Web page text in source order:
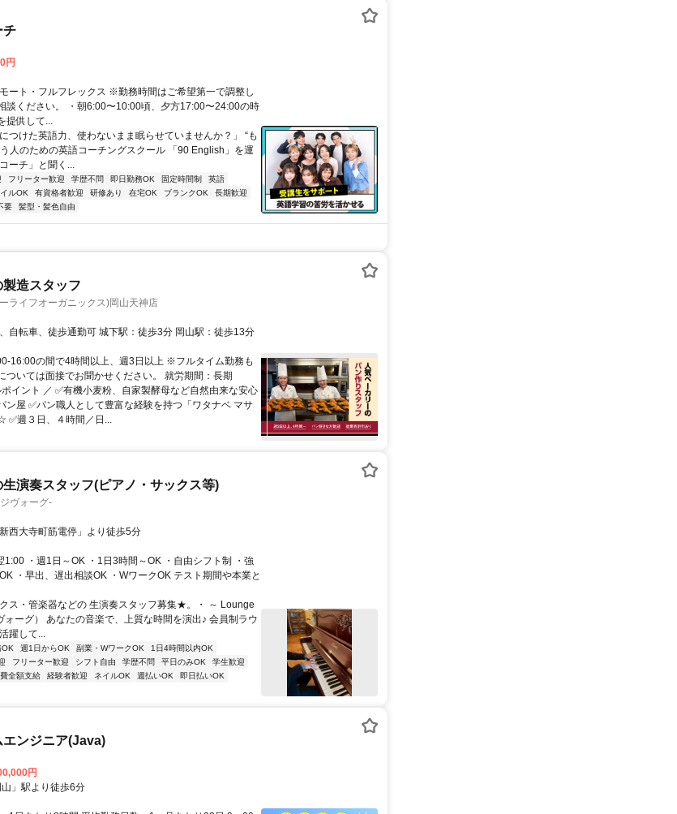
チ
円
ート・フルフレックス ※勤務時間はご希望第一で調整し
談ください。 ・朝6:00〜10:00頃、夕方17:00〜24:00の時
提供して...
つけた英語力、使わないまま眠らせていませんか？」 “も
人のための英語コーチングスクール 「90 English」を運
ーチ」と聞く...
フリーター歓迎 学歴不問 即日勤務OK 固定時間制
英語
ルOK 有資格者歓迎 研修あり 在宅OK ブランクOK
長期歓迎
要 髪型・髪色自由
造スタッフ
ライフオーガニックス)岡山天神店
交通手段 公共交通機関、自転車、徒歩通勤可 城下駅：徒歩3分 岡山駅：徒歩13分
16:00の間で4時間以上、週3日以上 ※フルタイム勤務も
ついては面接でお聞かせください。 就労期間：長期
イント ／ ✅有機小麦粉、自家製酵母など自然由来な安心
ン屋 ✅パン職人として豊富な経験を持つ「ワタナベ マサ
✅週３日、４時間／日...
演奏スタッフ(ピアノ・サックス等)
ヴォーグ-
西大寺町筋電停」より徒歩5分
1:00 ・週1日～OK ・1日3時間～OK ・自由シフト制 ・強
・早出、遅出相談OK ・WワークOK テスト期間や本業と
ス・管楽器などの 生演奏スタッフ募集★。・ ～ Lounge
ォーグ） あなたの音楽で、上質な時間を演出♪ 会員制ラウ
躍して...
OK 週1日からOK 副業・WワークOK
1日4時間以内OK
フリーター歓迎 シフト自由 学歴不問 平日のみOK
学生歓迎
全額支給 経験者歓迎 ネイルOK 週払いOK
即日払いOK
ンジニア(Java)
円
」駅より徒歩6分